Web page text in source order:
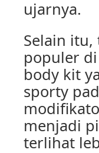
ujarnya.
Selain
populer
body kit
sporty
menjadi
terlihat